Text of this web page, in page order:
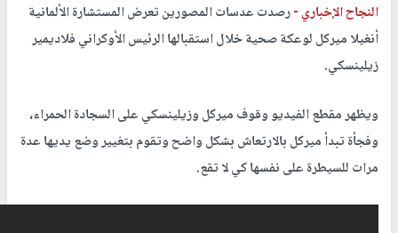
النجاح الإخباري -رصدت عدسات المصورين تعرض المستشارة الألمانية
أنغيلا ميركل لوعكة صحية خلال استقبالها الرئيس الأوكراني فلاديمير
زيلينسكي.
ويظهر مقطع الفيديو وقوف ميركل وزيلينسكي على السجادة الحمراء،
وفجأة تبدأ ميركل بالارتعاش بشكل واضح وتقوم بتغيير وضع يديها عدة
مرات للسيطرة على نفسها كي لا تقع.